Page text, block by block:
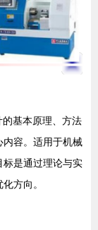
基本原理、方法
内容。适用于机械
标是通过理论与实
方向。